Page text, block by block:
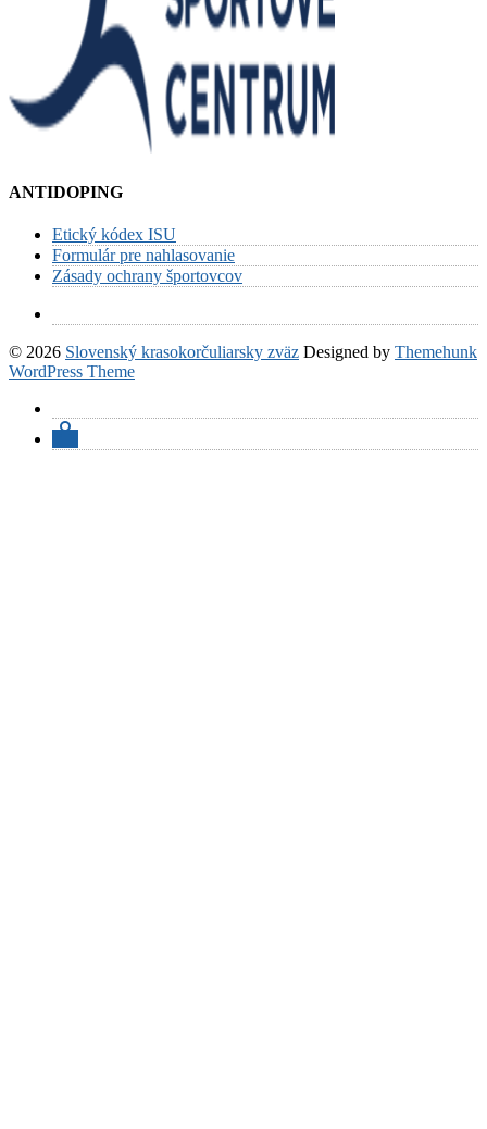
ANTIDOPING
Etický kódex ISU
Formulár pre nahlasovanie
Zásady ochrany športovcov
© 2026 Slovenský krasokorčuliarsky zväz Designed by Themehunk
WordPress Theme